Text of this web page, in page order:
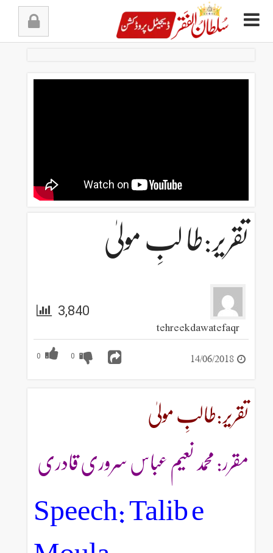
تقریر:طا لبِ مولیٰ
tehreekdawatefaqr
3,840
0 0 14/06/2018
تقریر:طالبِ مولیٰ
مقرر: محمد نعیم عباس سروری قادری
Speech: Talib e